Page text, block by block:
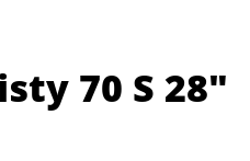
70 S 28"